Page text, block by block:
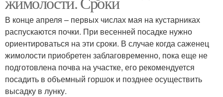
В конце апреля – первых числах мая на кустарниках
распускаются почки. При весенней посадке нужно
ориентироваться на эти сроки. В случае когда саженец
жимолости приобретен заблаговременно, пока еще не
подготовлена почва на участке, его рекомендуется
посадить в объемный горшок и позднее осуществить
высадку в лунку.